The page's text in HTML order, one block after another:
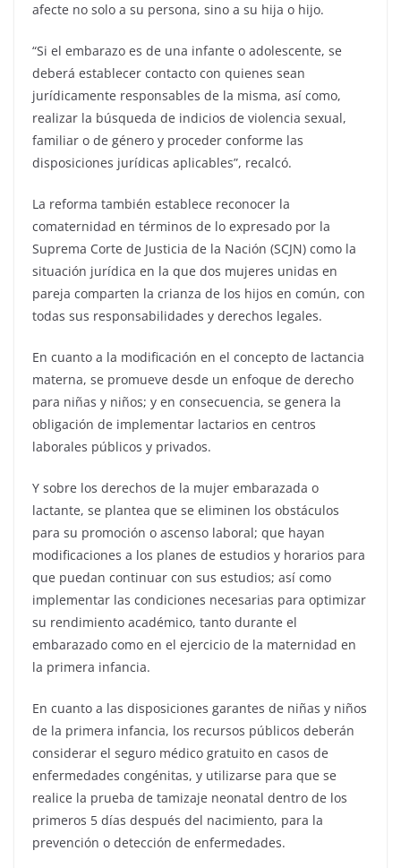
afecte no solo a su persona, sino a su hija o hijo.
“Si el embarazo es de una infante o adolescente, se
deberá establecer contacto con quienes sean
jurídicamente responsables de la misma, así como,
realizar la búsqueda de indicios de violencia sexual,
familiar o de género y proceder conforme las
disposiciones jurídicas aplicables”, recalcó.
La reforma también establece reconocer la
comaternidad en términos de lo expresado por la
Suprema Corte de Justicia de la Nación (SCJN) como la
situación jurídica en la que dos mujeres unidas en
pareja comparten la crianza de los hijos en común, con
todas sus responsabilidades y derechos legales.
En cuanto a la modificación en el concepto de lactancia
materna, se promueve desde un enfoque de derecho
para niñas y niños; y en consecuencia, se genera la
obligación de implementar lactarios en centros
laborales públicos y privados.
Y sobre los derechos de la mujer embarazada o
lactante, se plantea que se eliminen los obstáculos
para su promoción o ascenso laboral; que hayan
modificaciones a los planes de estudios y horarios para
que puedan continuar con sus estudios; así como
implementar las condiciones necesarias para optimizar
su rendimiento académico, tanto durante el
embarazado como en el ejercicio de la maternidad en
la primera infancia.
En cuanto a las disposiciones garantes de niñas y niños
de la primera infancia, los recursos públicos deberán
considerar el seguro médico gratuito en casos de
enfermedades congénitas, y utilizarse para que se
realice la prueba de tamizaje neonatal dentro de los
primeros 5 días después del nacimiento, para la
prevención o detección de enfermedades.